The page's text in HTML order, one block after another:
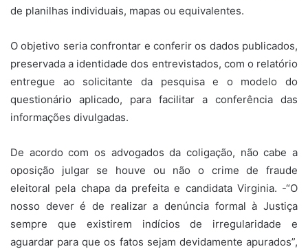
de planilhas individuais, mapas ou equivalentes.
O objetivo seria confrontar e conferir os dados publicados,
preservada a identidade dos entrevistados, com o relatório
entregue ao solicitante da pesquisa e o modelo do
questionário aplicado, para facilitar a conferência das
informações divulgadas.
De acordo com os advogados da coligação, não cabe a
oposição julgar se houve ou não o crime de fraude
eleitoral pela chapa da prefeita e candidata Virginia. -“O
nosso dever é de realizar a denúncia formal à Justiça
sempre que existirem indícios de irregularidade e
aguardar para que os fatos sejam devidamente apurados”,